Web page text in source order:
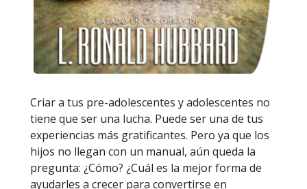
Criar a tus pre-adolescentes y adolescentes no
tiene que ser una lucha. Puede ser una de tus
experiencias más gratificantes. Pero ya que los
hijos no llegan con un manual, aún queda la
pregunta: ¿Cómo? ¿Cuál es la mejor forma de
ayudarles a crecer para convertirse en